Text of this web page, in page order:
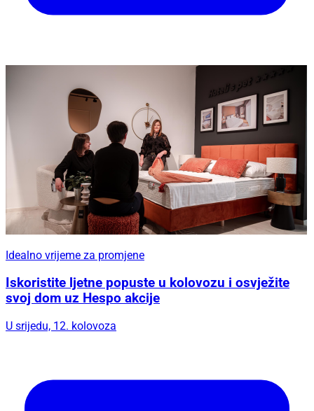
Idealno vrijeme za promjene
Iskoristite ljetne popuste u kolovozu i osvježite
svoj dom uz Hespo akcije
U srijedu, 12. kolovoza